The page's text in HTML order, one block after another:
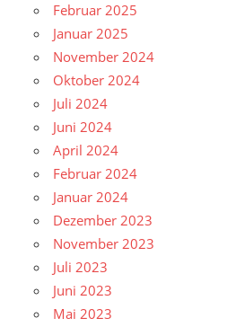
Februar 2025
Januar 2025
November 2024
Oktober 2024
Juli 2024
Juni 2024
April 2024
Februar 2024
Januar 2024
Dezember 2023
November 2023
Juli 2023
Juni 2023
Mai 2023